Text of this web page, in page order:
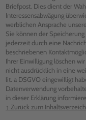
Briefpost. Dies dient der
Interessensabwägung
werblichen Ansprache
Sie können der
jederzeit durch eine
beschriebenen
Ihrer Einwilligung löschen
nicht ausdrücklich in eine
lit. a DSGVO eingewilligt
Datenverwendung
in dieser Erklärung
↑ Zurück zum